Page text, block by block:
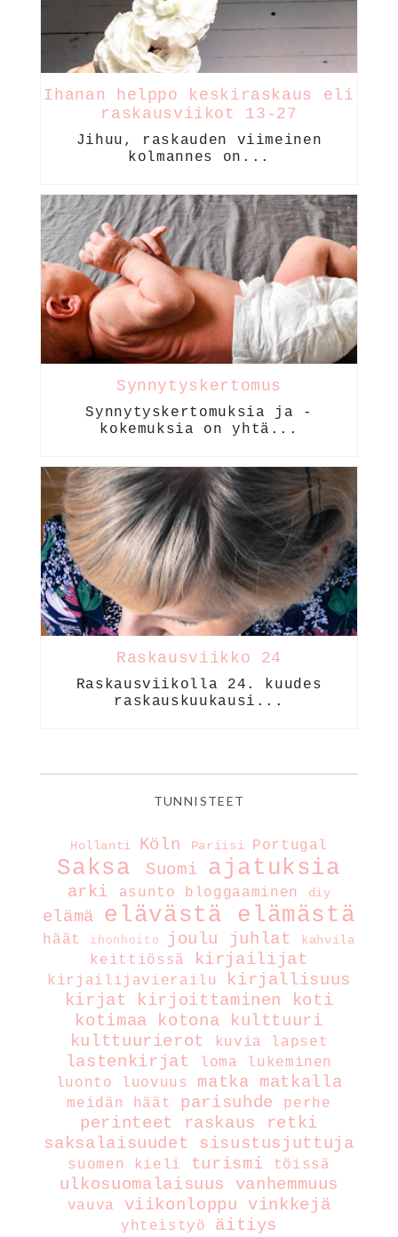
Ihanan helppo keskiraskaus eli
raskausviikot 13-27
Jihuu, raskauden viimeinen
kolmannes on...
Synnytyskertomus
Synnytyskertomuksia ja -
kokemuksia on yhtä...
Raskausviikko 24
Raskausviikolla 24. kuudes
raskauskuukausi...
TUNNISTEET
Hollanti Köln Pariisi Portugal
Saksa Suomi ajatuksia
arki asunto bloggaaminen diy
elämä elävästä elämästä
häät ihonhoito joulu juhlat kahvila
keittiössä kirjailijat
kirjailijavierailu
kirjallisuus
kirjat
kirjoittaminen
koti
kotimaa
kotona
kulttuuri
kulttuurierot
kuvia lapset
lastenkirjat loma
lukeminen
luonto
luovuus matka matkalla
meidän häät parisuhde perhe
perinteet raskaus
retki
saksalaisuudet
sisustusjuttuja
suomen kieli turismi töissä
ulkosuomalaisuus vanhemmuus
vauva viikonloppu vinkkejä
yhteistyö äitiys